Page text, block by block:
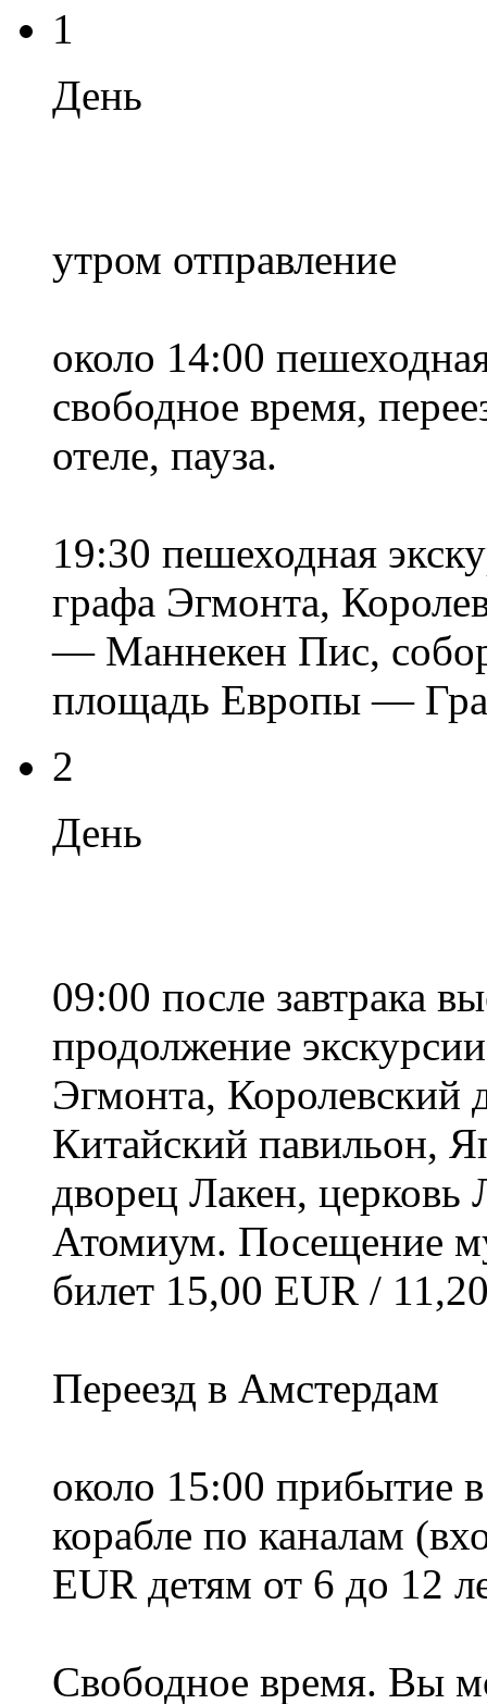
1
День
утром отправление
около 14:00
свободное время,
отеле, пауза.
19:30 пешеходная
графа Эгмонта,
— Маннекен Пис,
площадь Европы —
2
День
09:00 после завтрака
продолжение
Эгмонта, Королевский
Китайский павильон,
дворец Лакен, церковь
Атомиум. Посещение
билет 15,00 EUR /
Переезд в Амстердам
около 15:00 прибытие
корабле по каналам
EUR детям от 6 до 12
Свободное время. Вы